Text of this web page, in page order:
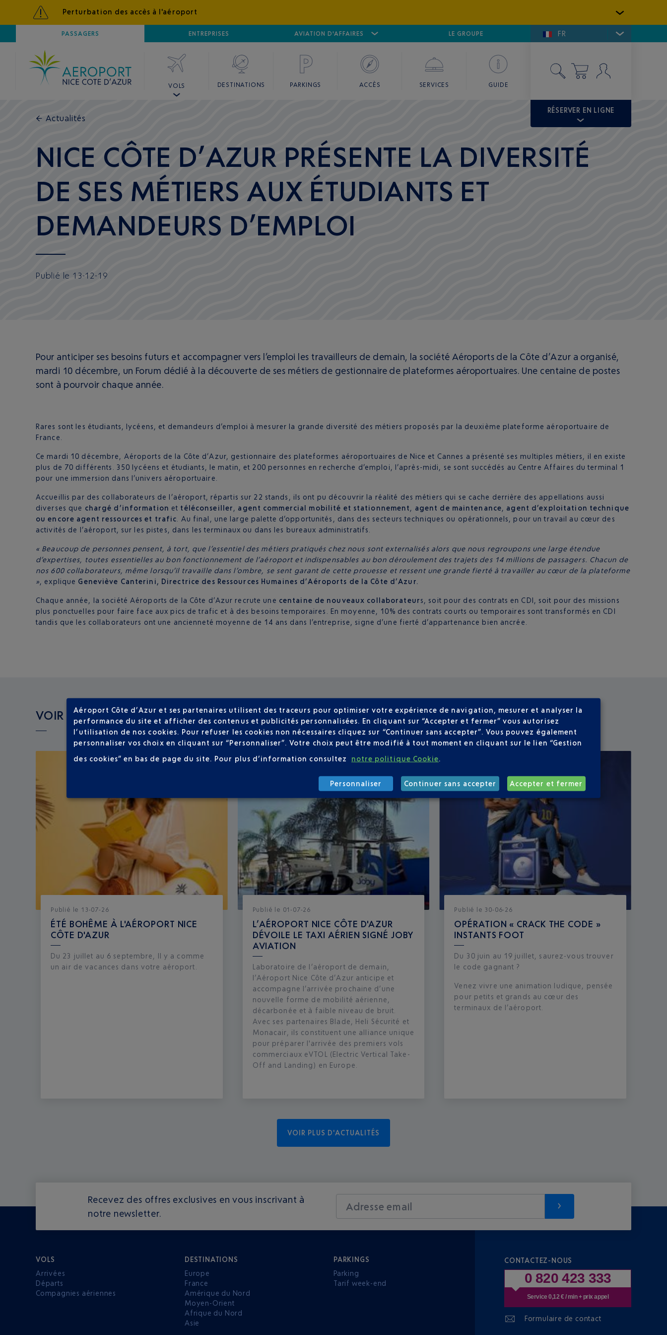
Perturbation des accès à l'aéroport
PASSAGERS ENTREPRISES AVIATION D'AFFAIRES
AÉROPORTNICE CÔTE D'AZUR AÉROPORT CANNES MANDELIEU GOLFE DE SAINT-TROPEZ
LE GROUPE FR
VOLS DESTINATIONS PARKINGS ACCÈS SERVICES GUIDE
RÉSERVER EN LIGNE
← Actualités
NICE CÔTE D’AZUR PRÉSENTE LA DIVERSITÉ
DE SES MÉTIERS AUX ÉTUDIANTS ET
DEMANDEURS D’EMPLOI
Publié le 13-12-19
Pour anticiper ses besoins futurs et accompagner vers l’emploi les travailleurs de demain, la société Aéroports de la Côte d’Azur a organisé,
mardi 10 décembre, un Forum dédié à la découverte de ses métiers de gestionnaire de plateformes aéroportuaires. Une centaine de postes
sont à pourvoir chaque année.
Rares sont les étudiants, lycéens, et demandeurs d’emploi à mesurer la grande diversité des métiers proposés par la deuxième plateforme aéroportuaire de
France.
Ce mardi 10 décembre, Aéroports de la Côte d’Azur, gestionnaire des plateformes aéroportuaires de Nice et Cannes a présenté ses multiples métiers, il en existe
plus de 70 différents. 350 lycéens et étudiants, le matin, et 200 personnes en recherche d’emploi, l’après-midi, se sont succédés au Centre Affaires du terminal 1
pour une immersion dans l’univers aéroportuaire.
Accueillis par des collaborateurs de l’aéroport, répartis sur 22 stands, ils ont pu découvrir la réalité des métiers qui se cache derrière des appellations aussi
diverses que chargé d’information et téléconseiller, agent commercial mobilité et stationnement, agent de maintenance, agent d’exploitation technique
ou encore agent ressources et trafic . Au final, une large palette d’opportunités, dans des secteurs techniques ou opérationnels, pour un travail au cœur des
activités de l’aéroport, sur les pistes, dans les terminaux ou dans les bureaux administratifs.
« Beaucoup de personnes pensent, à tort, que l’essentiel des métiers pratiqués chez nous sont externalisés alors que nous regroupons une large étendue
d’expertises, toutes essentielles au bon fonctionnement de l’aéroport et indispensables au bon déroulement des trajets des 14 millions de passagers. Chacun de
nos 600 collaborateurs, même lorsqu’il travaille dans l’ombre, se sent garant de cette prouesse et ressent une grande fierté à travailler au cœur de la plateforme
», explique Geneviève Canterini, Directrice des Ressources Humaines d’Aéroports de la Côte d’Azur.
Chaque année, la société Aéroports de la Côte d’Azur recrute une centaine de nouveaux collaborateurs, soit pour des contrats en CDI, soit pour des missions
plus ponctuelles pour faire face aux pics de trafic et à des besoins temporaires. En moyenne, 10% des contrats courts ou temporaires sont transformés en CDI
tandis que les collaborateurs ont une ancienneté moyenne de 14 ans dans l’entreprise, signe d’une fierté d’appartenance bien ancrée.
VOIR LES AUTRES ACTUALITÉS
Publié le 13-07-26
ÉTÉ BOHÊME À L'AÉROPORT NICE
CÔTE D'AZUR
Du 23 juillet au 6 septembre, Il y a comme
un air de vacances dans votre aéroport.
Publié le 01-07-26
L’AÉROPORT NICE CÔTE D'AZUR
DÉVOILE LE TAXI AÉRIEN SIGNÉ JOBY
AVIATION
Laboratoire de l’aéroport de demain,
l’Aéroport Nice Côte d’Azur anticipe et
accompagne l’arrivée prochaine d’une
nouvelle forme de mobilité aérienne,
décarbonée et à faible niveau de bruit.
Avec ses partenaires Blade, Heli Sécurité et
Monacair, ils constituent une alliance unique
pour préparer l'arrivée des premiers vols
commerciaux eVTOL (Electric Vertical Take-
Off and Landing) en Europe.
Publié le 30-06-26
OPÉRATION « CRACK THE CODE »
INSTANTS FOOT
Du 30 juin au 19 juillet, saurez-vous trouver
le code gagnant ?
Venez vivre une animation ludique, pensée
pour petits et grands au cœur des
terminaux de l’aéroport.
VOIR PLUS D'ACTUALITÉS
Recevez des offres exclusives en vous inscrivant à
notre newsletter.
Adresse email
VOLS
Arrivées
Départs
Compagnies aériennes
DESTINATIONS
Europe
France
Amérique du Nord
Moyen-Orient
Afrique du Nord
Asie
PARKINGS
Parking
Tarif week-end
CONTACTEZ-NOUS
0 820 423 333
Service 0,12 € / min + prix appel
Formulaire de contact
Aéroport Côte d’Azur et ses partenaires utilisent des traceurs pour optimiser votre expérience de navigation, mesurer et analyser la
performance du site et afficher des contenus et publicités personnalisées. En cliquant sur “Accepter et fermer” vous autorisez
l’utilisation de nos cookies. Pour refuser les cookies non nécessaires cliquez sur “Continuer sans accepter”. Vous pouvez également
personnaliser vos choix en cliquant sur “Personnaliser”. Votre choix peut être modifié à tout moment en cliquant sur le lien “Gestion
des cookies” en bas de page du site. Pour plus d’information consultez notre politique Cookie
Personnaliser Continuer sans accepter Accepter et fermer